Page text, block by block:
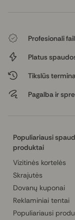
Profesionali
Platus
Tikslūs
Pagalba ir
Populiariausi
produktai
Vizitinės kortelės
Skrajutės
Dovanų kuponai
Reklaminiai tentai
Populiariausi